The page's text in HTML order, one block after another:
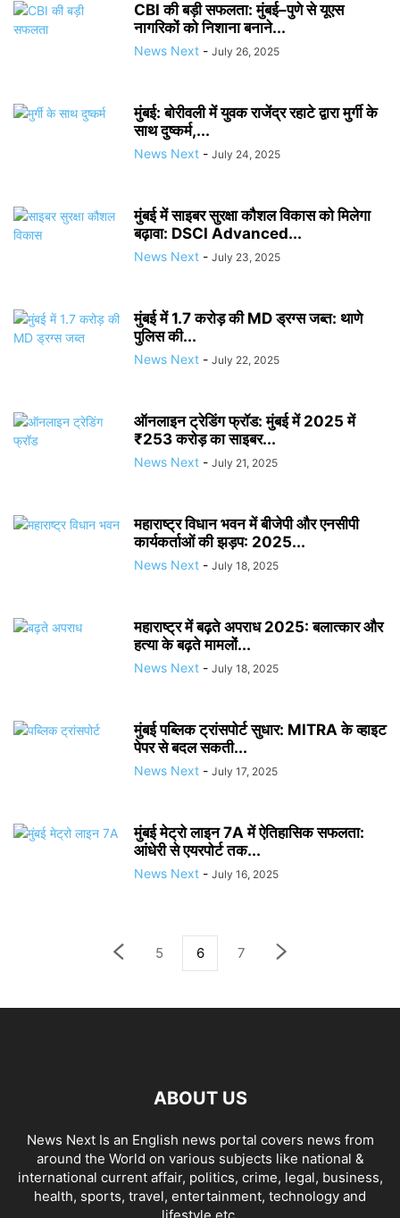
CBI की बड़ी सफलता: मुंबई–पुणे से यूएस
नागरिकों को निशाना बनाने...
News Next - July 26, 2025
मुंबई: बोरीवली में युवक राजेंद्र रहाटे द्वारा मुर्गी के
साथ दुष्कर्म,...
News Next - July 24, 2025
मुंबई में साइबर सुरक्षा कौशल विकास को मिलेगा
बढ़ावा: DSCI Advanced...
News Next - July 23, 2025
मुंबई में 1.7 करोड़ की MD ड्रग्स जब्त: थाणे
पुलिस की...
News Next - July 22, 2025
ऑनलाइन ट्रेडिंग फ्रॉड: मुंबई में 2025 में
₹253 करोड़ का साइबर...
News Next - July 21, 2025
महाराष्ट्र विधान भवन में बीजेपी और एनसीपी
कार्यकर्ताओं की झड़प: 2025...
News Next - July 18, 2025
महाराष्ट्र में बढ़ते अपराध 2025: बलात्कार और
हत्या के बढ़ते मामलों...
News Next - July 18, 2025
मुंबई पब्लिक ट्रांसपोर्ट सुधार: MITRA के व्हाइट
पेपर से बदल सकती...
News Next - July 17, 2025
मुंबई मेट्रो लाइन 7A में ऐतिहासिक सफलता:
आंधेरी से एयरपोर्ट तक...
News Next - July 16, 2025
5 6 7
ABOUT US
News Next Is an English news portal covers news from
around the World on various subjects like national &
international current affair, politics, crime, legal, business,
health, sports, travel, entertainment, technology and